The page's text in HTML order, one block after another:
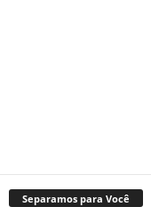
Separamos para Você